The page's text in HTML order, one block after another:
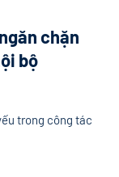
chặn
bộ
trong công tác